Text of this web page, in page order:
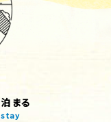
泊まる
stay